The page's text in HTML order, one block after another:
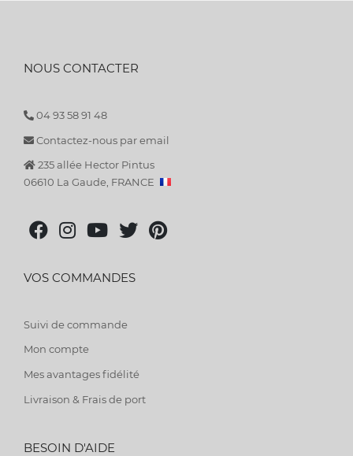
NOUS CONTACTER
04 93 58 91 48
Contactez-nous par email
235 allée Hector Pintus
06610 La Gaude, FRANCE
VOS COMMANDES
Suivi de commande
Mon compte
Mes avantages fidélité
Livraison & Frais de port
BESOIN D'AIDE